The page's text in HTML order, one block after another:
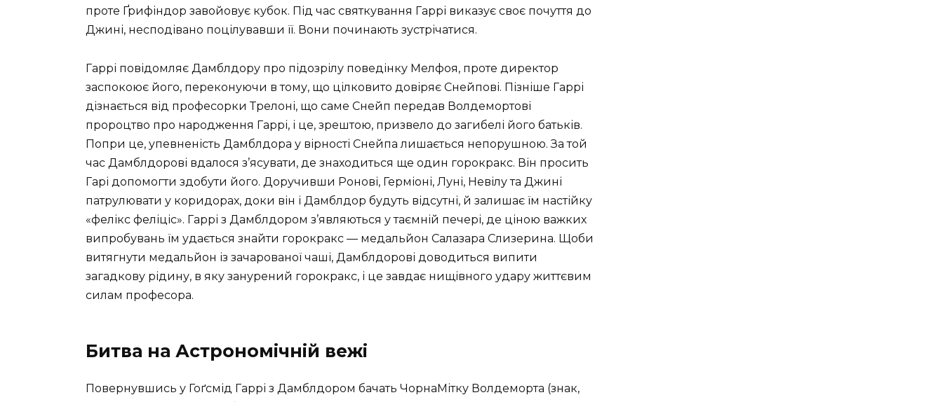
проте Ґрифіндор завойовує кубок. Під час святкування Гаррі виказує своє почуття до
Джині, несподівано поцілувавши її. Вони починають зустрічатися.
Гаррі повідомляє Дамблдору про підозрілу поведінку Мелфоя, проте директор
заспокоює його, переконуючи в тому, що цілковито довіряє Снейпові. Пізніше Гаррі
дізнається від професорки Трелоні, що саме Снейп передав Волдемортові
пророцтво про народження Гаррі, і це, зрештою, призвело до загибелі його батьків.
Попри це, упевненість Дамблдора у вірності Снейпа лишається непорушною. За той
час Дамблдорові вдалося з’ясувати, де знаходиться ще один горокракс. Він просить
Гарі допомогти здобути його. Доручивши Ронові, Герміоні, Луні, Невілу та Джині
патрулювати у коридорах, доки він і Дамблдор будуть відсутні, й залишає їм настійку
«фелікс феліціс». Гаррі з Дамблдором з’являються у таємній печері, де ціною важких
випробувань їм удається знайти горокракс — медальйон Салазара Слизерина. Щоби
витягнути медальйон із зачарованої чаші, Дамблдорові доводиться випити
загадкову рідину, в яку занурений горокракс, і це завдає нищівного удару життєвим
силам професора.
Битва на Астрономічній вежі
Повернувшись у Гоґсмід Гаррі з Дамблдором бачать ЧорнаМітку Волдеморта (знак,